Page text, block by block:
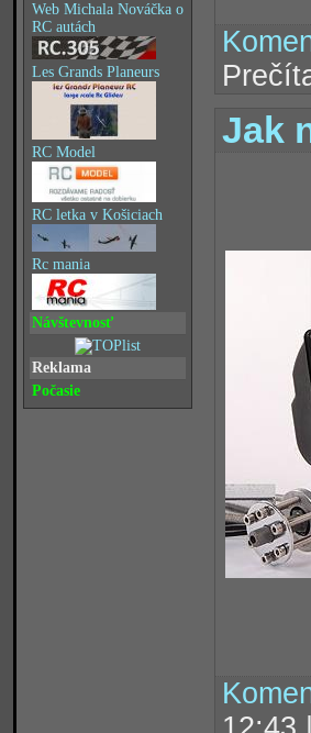
Web Michala Nováčka o
RC autách
Les Grands Planeurs
RC Model
RC letka v Košiciach
Rc mania
Návštevnosť
Reklama
Počasie
Jak